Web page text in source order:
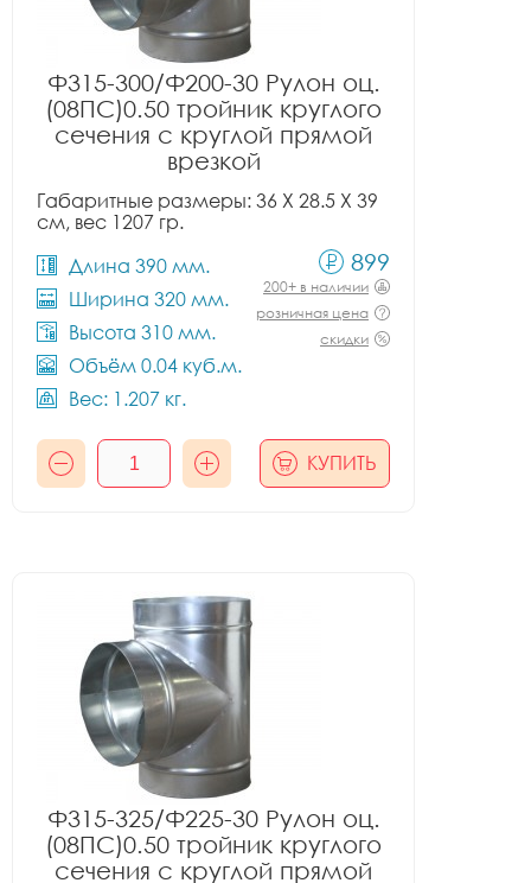
Ф315-300/Ф200-30 Рулон оц.
(08ПС)0.50 тройник круглого
сечения с круглой прямой
врезкой
Габаритные размеры: 36 X 28.5 X 39
см, вес 1207 гр.
Длина 390 мм.
Ширина 320 мм.
Высота 310 мм.
Объём 0.04 куб.м.
Вес: 1.207 кг.
899
200+ в наличии
розничная цена
скидки
КУПИТЬ
Ф315-325/Ф225-30 Рулон оц.
(08ПС)0.50 тройник круглого
сечения с круглой прямой